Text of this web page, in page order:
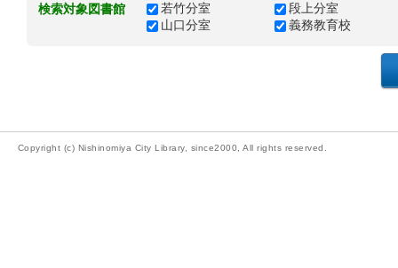
検索対象図書館
若竹分室
段上分室
山口分室
義務教育校
Copyright (c) Nishinomiya City Library, since2000, All rights reserved.